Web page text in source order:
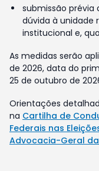
submissão prévia
dúvida à unidade
institucional e,
As medidas serão
de 2026, data do
25 de outubro de
Orientações
na Cartilha de
Federais nas
Advocacia-Geral